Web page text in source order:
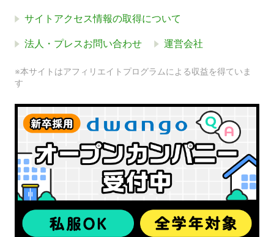
サイトアクセス情報の取得について
法人・プレスお問い合わせ 運営会社
※本サイトはアフィリエイトプログラムによる収益を得ていま
す